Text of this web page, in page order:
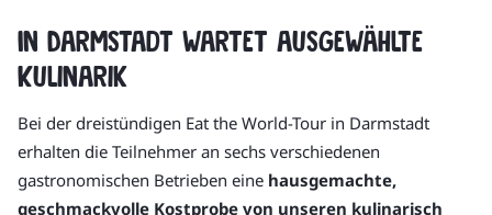
In Darmstadt wartet ausgewählte
Kulinarik
Bei der dreistündigen Eat the World-Tour in Darmstadt
erhalten die Teilnehmer an sechs verschiedenen
gastronomischen Betrieben eine hausgemachte,
geschmackvolle Kostprobe von unseren kulinarisch